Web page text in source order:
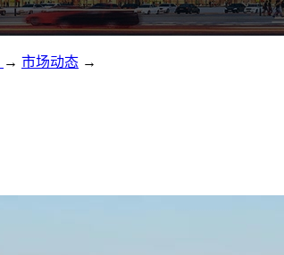
→ 市场动态 →